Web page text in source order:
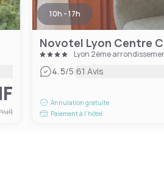
10h - 17h
Lyon 2ème
4.5/5|61 Avis
Annulation gratuite
Paiement à l'hôtel